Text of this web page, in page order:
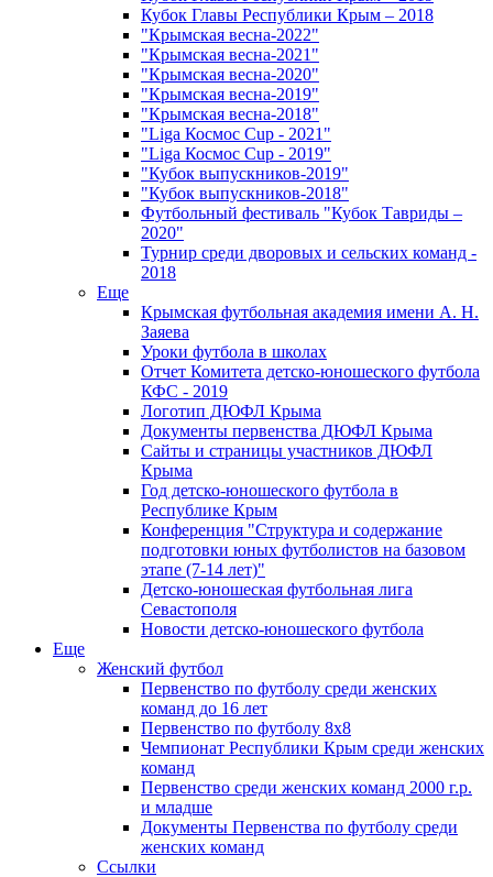
Кубок Главы Республики Крым – 2018
"Крымская весна-2022"
"Крымская весна-2021"
"Крымская весна-2020"
"Крымская весна-2019"
"Крымская весна-2018"
"Liga Космос Cup - 2021"
"Liga Космос Cup - 2019"
"Кубок выпускников-2019"
"Кубок выпускников-2018"
Футбольный фестиваль "Кубок Тавриды –
2020"
Турнир среди дворовых и сельских команд -
2018
Еще
Крымская футбольная академия имени А. Н.
Заяева
Уроки футбола в школах
Отчет Комитета детско-юношеского футбола
КФС - 2019
Логотип ДЮФЛ Крыма
Документы первенства ДЮФЛ Крыма
Сайты и страницы участников ДЮФЛ
Крыма
Год детско-юношеского футбола в
Республике Крым
Конференция "Структура и содержание
подготовки юных футболистов на базовом
этапе (7-14 лет)"
Детско-юношеская футбольная лига
Севастополя
Новости детско-юношеского футбола
Еще
Женский футбол
Первенство по футболу среди женских
команд до 16 лет
Первенство по футболу 8х8
Чемпионат Республики Крым среди женских
команд
Первенство среди женских команд 2000 г.р.
и младше
Документы Первенства по футболу среди
женских команд
Ссылки